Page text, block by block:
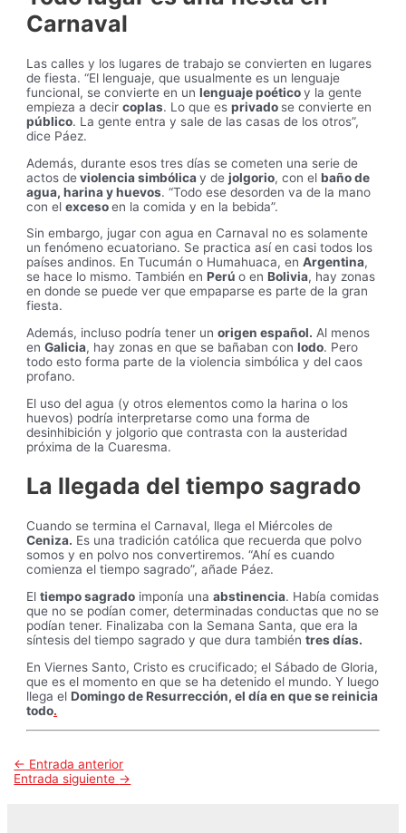
Carnaval
Las calles y los lugares de trabajo se convierten en lugares
de fiesta. “El lenguaje, que usualmente es un lenguaje
funcional, se convierte en unlenguaje poéticoy la gente
empieza a decircoplas. Lo que esprivado se convierte en
público. La gente entra y sale de las casas de los otros”,
dice Páez.
Además, durante esos tres días se cometen una serie de
actos deviolencia simbólicay dejolgorio, con elbaño de
agua, harina y huevos. “Todo ese desorden va de la mano
con elexcesoen la comida y en la bebida”.
Sin embargo, jugar con agua en Carnaval no es solamente
un fenómeno ecuatoriano. Se practica así en casi todos los
países andinos. En Tucumán o Humahuaca, enArgentina,
se hace lo mismo. También enPerúo enBolivia, hay zonas
en donde se puede ver que empaparse es parte de la gran
fiesta.
Además, incluso podría tener unorigen español. Al menos
enGalicia, hay zonas en que se bañaban conlodo. Pero
todo esto forma parte de la violencia simbólica y del caos
profano.
El uso del agua (y otros elementos como la harina o los
huevos) podría interpretarse como una forma de
desinhibición y jolgorio que contrasta con la austeridad
próxima de la Cuaresma.
La llegada del tiempo sagrado
Cuando se termina el Carnaval, llega el Miércoles de
Ceniza. Es una tradición católica que recuerda que polvo
somos y en polvo nos convertiremos. “Ahí es cuando
comienza el tiempo sagrado”, añade Páez.
Eltiempo sagrado imponía unaabstinencia. Había comidas
que no se podían comer, determinadas conductas que no se
podían tener. Finalizaba con la Semana Santa, que era la
síntesis del tiempo sagrado y que dura tambiéntres días.
En Viernes Santo, Cristo es crucificado; el Sábado de Gloria,
que es el momento en que se ha detenido el mundo. Y luego
llega elDomingo de Resurrección, el día en que se reinicia
todo.
Navegación
de
← Entrada anterior
Entrada siguiente →